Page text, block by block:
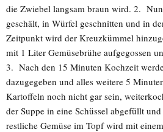
die Zwiebel langsam braun wird. 2.
geschält, in Würfel geschnitten und in
Zeitpunkt wird der Kreuzkümmel
mit 1 Liter Gemüsebrühe aufgegossen
3. Nach den 15 Minuten Kochzeit
dazugegeben und alles weitere 5
Kartoffeln noch nicht gar sein,
der Suppe in eine Schüssel abgefüllt
restliche Gemüse im Topf wird mit